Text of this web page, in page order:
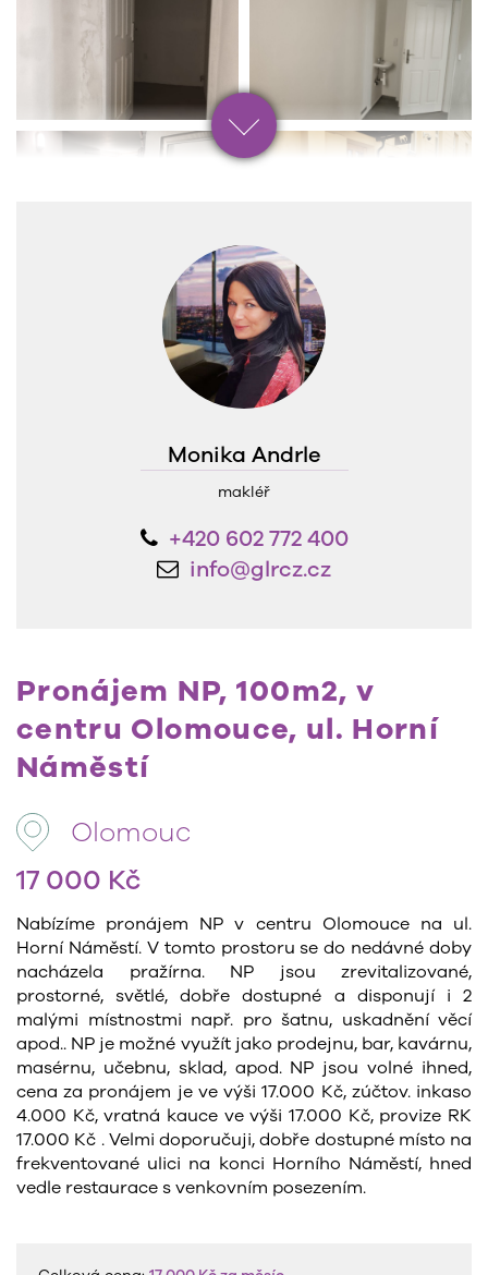
Monika Andrle
makléř
+420 602 772 400
info@glrcz.cz
Pronájem NP, 100m2, v
centru Olomouce, ul. Horní
Náměstí
Olomouc
17 000 Kč
Nabízíme pronájem NP v centru Olomouce na ul.
Horní Náměstí. V tomto prostoru se do nedávné doby
nacházela pražírna. NP jsou zrevitalizované,
prostorné, světlé, dobře dostupné a disponují i 2
malými místnostmi např. pro šatnu, uskadnění věcí
apod.. NP je možné využít jako prodejnu, bar, kavárnu,
masérnu, učebnu, sklad, apod. NP jsou volné ihned,
cena za pronájem je ve výši 17.000 Kč, zúčtov. inkaso
4.000 Kč, vratná kauce ve výši 17.000 Kč, provize RK
17.000 Kč . Velmi doporučuji, dobře dostupné místo na
frekventované ulici na konci Horního Náměstí, hned
vedle restaurace s venkovním posezením.